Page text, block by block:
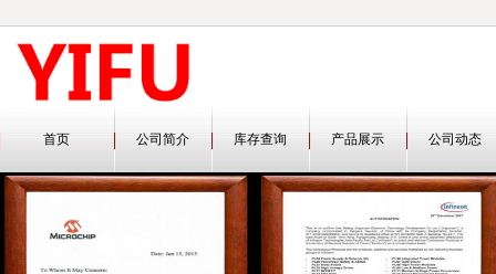
首页 公司简介 库存查询 产品展示 公司动态